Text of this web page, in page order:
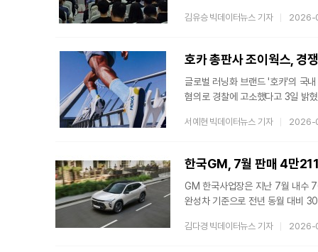
사업 수행 법인인 KOACC 설립을
GPU·NPU 기반 인프라를 구축해
계획이다.센터는 초거대
김유승 빅데이터뉴스 기자 2026-
호카 총판사 조이웍스, 경
글로벌 러닝화 브랜드 '호카'의 국
혐의로 경찰에 고소했다고 3일 밝
공모해 부당이득을 취했다는 내용
러닝·아웃도어 전문 매장과 유사
서예현 빅데이터뉴스 기자 2026-
한국GM, 7월 판매 4만
GM 한국사업장은 지난 7월 내수
완성차 기준으로 전년 동월 대비
트레일블레이저도 1만4531대가
김다경 빅데이터뉴스 기자 2026-